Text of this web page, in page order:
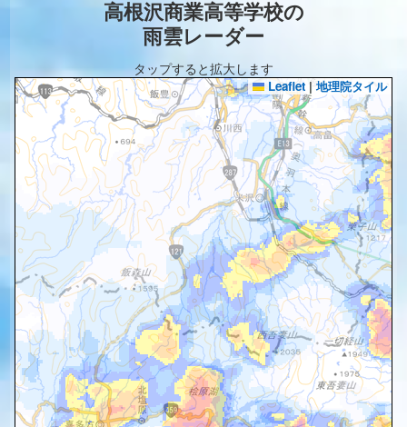
高根沢商業高等学校の
雨雲レーダー
タップすると拡大します
Leaflet | 地理院タイル